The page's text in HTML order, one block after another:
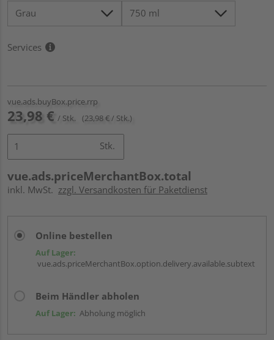
Services
vue.ads.buyBox.price.rrp
23,98 € / Stk. (23,98 € / Stk.)
Stk.
vue.ads.priceMerchantBox.total
inkl. MwSt. zzgl. Versandkosten für Paketdienst
Online bestellen
Auf Lager:
vue.ads.priceMerchantBox.option.delivery.available.subtext
Beim Händler abholen
Auf Lager: Abholung möglich